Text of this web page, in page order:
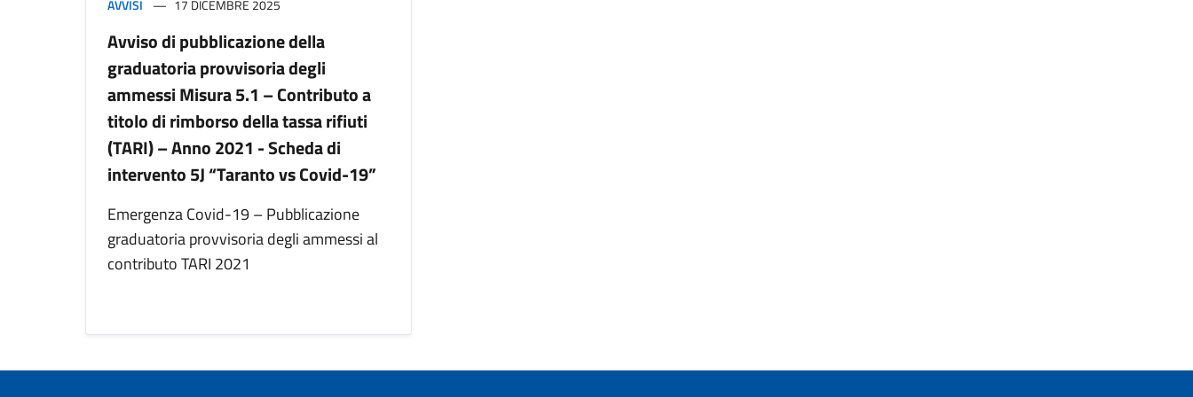
AVVISI 17 DICEMBRE 2025
Avviso di pubblicazione della
graduatoria provvisoria degli
ammessi Misura 5.1 – Contributo a
titolo di rimborso della tassa rifiuti
(TARI) – Anno 2021 - Scheda di
intervento 5J “Taranto vs Covid-19”
Emergenza Covid-19 – Pubblicazione
graduatoria provvisoria degli ammessi al
contributo TARI 2021